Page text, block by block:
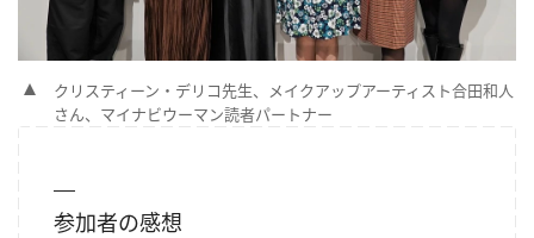
クリスティーン・デリコ先生、メイクアップアーティスト合田和人
さん、マイナビウーマン読者パートナー
参加者の感想